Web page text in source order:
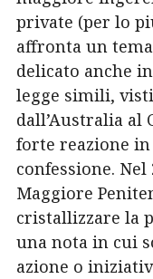
private (per lo
affronta un
delicato anche
legge simili,
dall’Australia al
forte reazione
confessione. Nel
Maggiore
cristallizzare la
una nota in cui
azione o